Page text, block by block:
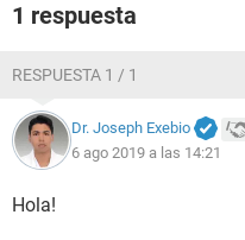
1 respuesta
RESPUESTA 1 / 1
Dr. Joseph Exebio
6 ago 2019 a las 14:21
Hola!